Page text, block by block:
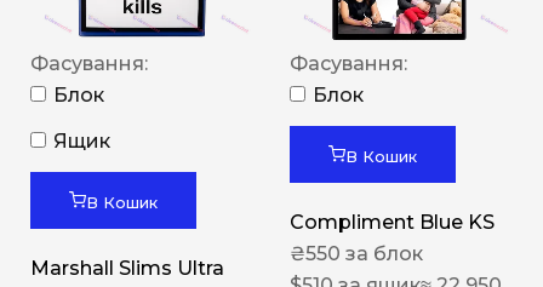
Фасування:
Блок
Ящик
В Кошик
Marshall Slims Ultra
Фасування:
Блок
В Кошик
Compliment Blue KS
₴550 за блок